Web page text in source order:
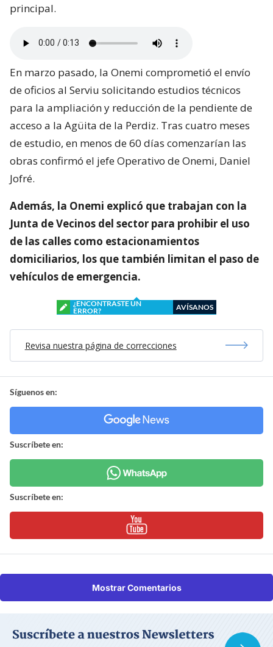
principal.
En marzo pasado, la Onemi comprometió el envío
de oficios al Serviu solicitando estudios técnicos
para la ampliación y reducción de la pendiente de
acceso a la Agüita de la Perdiz. Tras cuatro meses
de estudio, en menos de 60 días comenzarían las
obras confirmó el jefe Operativo de Onemi, Daniel
Jofré.
Además, la Onemi explicó que trabajan con la
Junta de Vecinos del sector para prohibir el uso
de las calles como estacionamientos
domiciliarios, los que también limitan el paso de
vehículos de emergencia.
¿ENCONTRASTE UN
ERROR?
AVÍSANOS
Revisa nuestra página de correcciones
Síguenos en:
Suscríbete en:
Suscríbete en:
Mostrar Comentarios